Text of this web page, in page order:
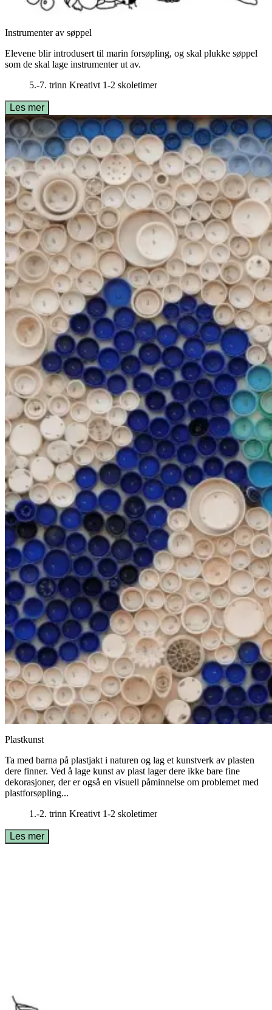
Instrumenter av søppel
Elevene blir introdusert til marin forsøpling, og skal plukke søppel
som de skal lage instrumenter ut av.
5.-7. trinn Kreativt 1-2 skoletimer
Les mer
Plastkunst
Ta med barna på plastjakt i naturen og lag et kunstverk av plasten
dere finner. Ved å lage kunst av plast lager dere ikke bare fine
dekorasjoner, der er også en visuell påminnelse om problemet med
plastforsøpling...
1.-2. trinn Kreativt 1-2 skoletimer
Les mer